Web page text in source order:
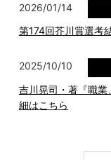
2026/01/14
第174回芥川賞選考
2025/10/10
吉川晃司・著『職
細はこちら